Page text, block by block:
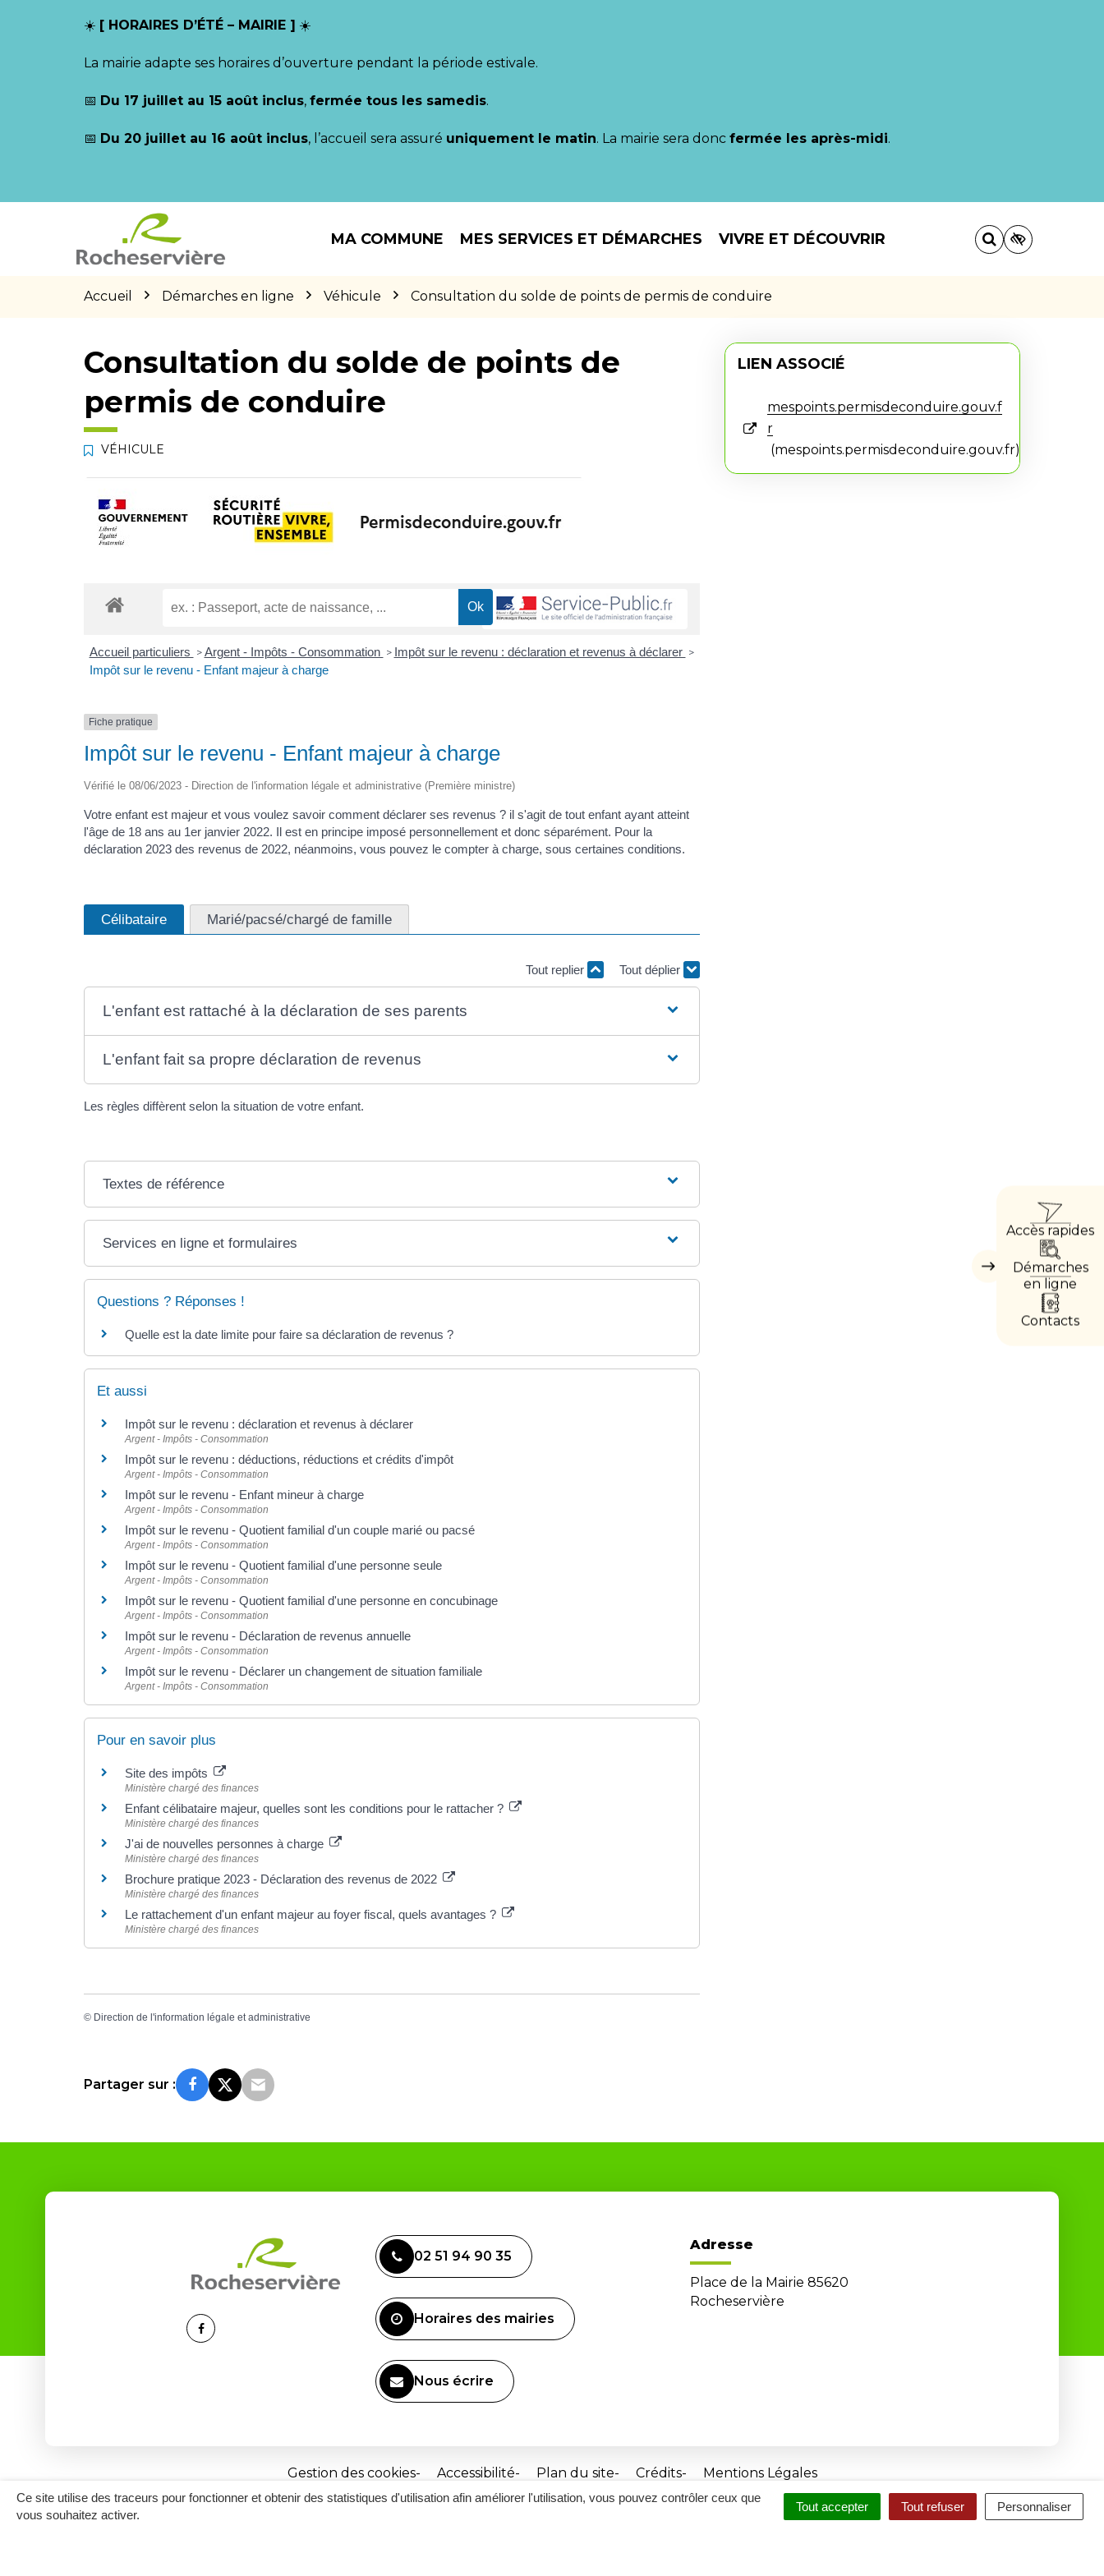
Ce site utilise des traceurs pour fonctionner et obtenir des statistiques d'utilisation afin améliorer l'utilisation, vous pouvez contrôler ceux que
vous souhaitez activer.
Tout accepter Tout refuser Personnaliser
☀️ [ HORAIRES D’ÉTÉ – MAIRIE ] ☀️
La mairie adapte ses horaires d’ouverture pendant la période estivale.
📅 Du 17 juillet au 15 août inclus, fermée tous les samedis.
📅 Du 20 juillet au 16 août inclus, l’accueil sera assuré uniquement le matin. La mairie sera donc fermée les après-midi.
MA COMMUNE MES SERVICES ET DÉMARCHES VIVRE ET DÉCOUVRIR
Accueil Démarches en ligne Véhicule Consultation du solde de points de permis de conduire
Masquer
Accès rapides
Démarches
en ligne
Contacts
Consultation du solde de points de
permis de conduire
VÉHICULE
Accueil particuliers > Argent - Impôts - Consommation > Impôt sur le revenu : déclaration et revenus à déclarer >
Impôt sur le revenu - Enfant majeur à charge
Fiche pratique
Impôt sur le revenu - Enfant majeur à charge
Vérifié le 08/06/2023 - Direction de l'information légale et administrative (Première ministre)
Votre enfant est majeur et vous voulez savoir comment déclarer ses revenus ? il s'agit de tout enfant ayant atteint
l'âge de 18 ans au 1er janvier 2022. Il est en principe imposé personnellement et donc séparément. Pour la
déclaration 2023 des revenus de 2022, néanmoins, vous pouvez le compter à charge, sous certaines conditions.
Célibataire Marié/pacsé/chargé de famille
Tout replier Tout déplier
L'enfant est rattaché à la déclaration de ses parents
L'enfant fait sa propre déclaration de revenus
Les règles diffèrent selon la situation de votre enfant.
Textes de référence
Services en ligne et formulaires
Questions ? Réponses !
Quelle est la date limite pour faire sa déclaration de revenus ?
Et aussi
Impôt sur le revenu : déclaration et revenus à déclarer
Argent - Impôts - Consommation
Impôt sur le revenu : déductions, réductions et crédits d'impôt
Argent - Impôts - Consommation
Impôt sur le revenu - Enfant mineur à charge
Argent - Impôts - Consommation
Impôt sur le revenu - Quotient familial d'un couple marié ou pacsé
Argent - Impôts - Consommation
Impôt sur le revenu - Quotient familial d'une personne seule
Argent - Impôts - Consommation
Impôt sur le revenu - Quotient familial d'une personne en concubinage
Argent - Impôts - Consommation
Impôt sur le revenu - Déclaration de revenus annuelle
Argent - Impôts - Consommation
Impôt sur le revenu - Déclarer un changement de situation familiale
Argent - Impôts - Consommation
Pour en savoir plus
Site des impôts
Ministère chargé des finances
Enfant célibataire majeur, quelles sont les conditions pour le rattacher ?
Ministère chargé des finances
J'ai de nouvelles personnes à charge
Ministère chargé des finances
Brochure pratique 2023 - Déclaration des revenus de 2022
Ministère chargé des finances
Le rattachement d'un enfant majeur au foyer fiscal, quels avantages ?
Ministère chargé des finances
© Direction de l'information légale et administrative
LIEN ASSOCIÉ
mespoints.permisdeconduire.gouv.f
r
mespoints.permisdeconduire.gouv.fr
Partager sur :
Lien
02 51 94 90 35
Horaires des mairies
Nous écrire
Adresse
Place de la Mairie 85620
Rocheservière
Gestion des cookies Accessibilité Plan du site Crédits Mentions Légales